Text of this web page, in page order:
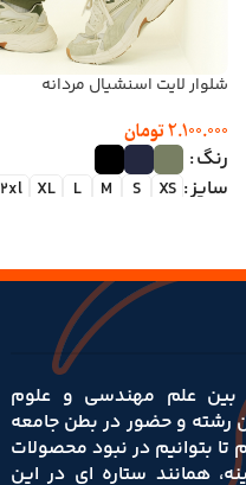
شلوار لایت اسنشیال مردانه
2.100.000تومان
رنگ
سایز XS
S
M
L
XL
2xl
علم مهندسی و علوم‌
رشته و حضور در بطن جامعه
بتوانیم در نبود محصولات
همانند ستاره ای در این